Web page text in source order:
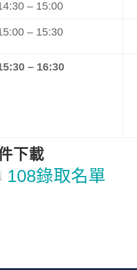
– 15:00
– 15:30
– 16:30
下載
108錄取名單